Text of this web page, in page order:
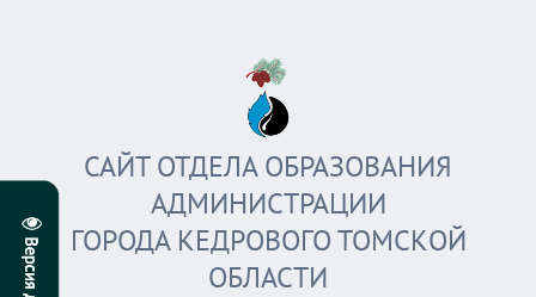
САЙТ ОТДЕЛА ОБРАЗОВАНИЯ
АДМИНИСТРАЦИИ
ГОРОДА КЕДРОВОГО ТОМСКОЙ
ОБЛАСТИ